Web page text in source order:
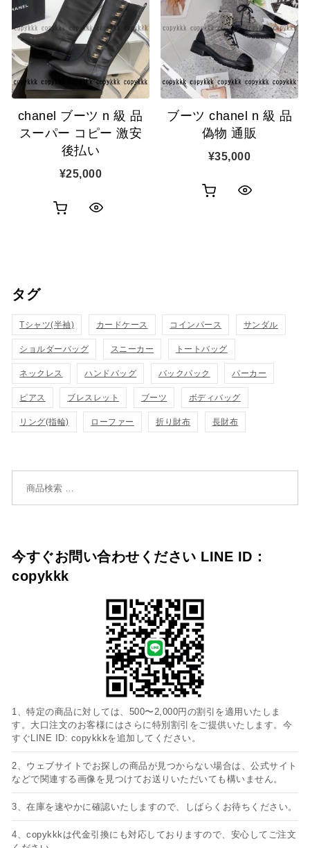
chanel ブーツ n 級 品
スーパー コピー 激安
後払い
¥25,000
ブーツ chanel n 級 品
偽物 通販
¥35,000
タグ
Tシャツ(半袖) カードケース コインパース サンダル
ショルダーバッグ スニーカー トートバッグ
ネックレス ハンドバッグ バックパック パーカー
ピアス ブレスレット ブーツ ボディバッグ
リング(指輪) ローファー 折り財布 長財布
今すぐお問い合わせください LINE ID：
copykkk
1、特定の商品に対しては、500〜2,000円の割引を適用いたしま
す。大口注文のお客様にはさらに特別割引をご提供いたします。今
すぐLINE ID: copykkkを追加してください。
2、ウェブサイトでお探しの商品が見つからない場合は、公式サイト
などで関連する画像を見つけてお送りいただいても構いません。
3、在庫を速やかに確認いたしますので、しばらくお待ちください。
4、copykkkは代金引換にも対応しておりますので、安心してご注文